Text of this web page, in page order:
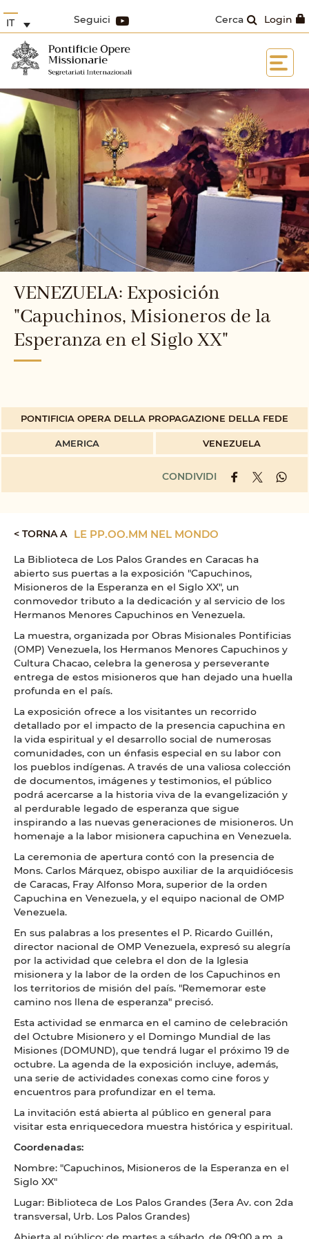
Login
Cerca
Seguici
IT
VENEZUELA: Exposición
"Capuchinos, Misioneros de la
Esperanza en el Siglo XX"
PONTIFICIA OPERA DELLA PROPAGAZIONE DELLA FEDE
AMERICA VENEZUELA
CONDIVIDI
< TORNA A LE PP.OO.MM NEL MONDO
La Biblioteca de Los Palos Grandes en Caracas ha
abierto sus puertas a la exposición "Capuchinos,
Misioneros de la Esperanza en el Siglo XX", un
conmovedor tributo a la dedicación y al servicio de los
Hermanos Menores Capuchinos en Venezuela.
La muestra, organizada por Obras Misionales Pontificias
(OMP) Venezuela, los Hermanos Menores Capuchinos y
Cultura Chacao, celebra la generosa y perseverante
entrega de estos misioneros que han dejado una huella
profunda en el país.
La exposición ofrece a los visitantes un recorrido
detallado por el impacto de la presencia capuchina en
la vida espiritual y el desarrollo social de numerosas
comunidades, con un énfasis especial en su labor con
los pueblos indígenas. A través de una valiosa colección
de documentos, imágenes y testimonios, el público
podrá acercarse a la historia viva de la evangelización y
al perdurable legado de esperanza que sigue
inspirando a las nuevas generaciones de misioneros. Un
homenaje a la labor misionera capuchina en Venezuela.
La ceremonia de apertura contó con la presencia de
Mons. Carlos Márquez, obispo auxiliar de la arquidiócesis
de Caracas, Fray Alfonso Mora, superior de la orden
Capuchina en Venezuela, y el equipo nacional de OMP
Venezuela.
En sus palabras a los presentes el P. Ricardo Guillén,
director nacional de OMP Venezuela, expresó su alegría
por la actividad que celebra el don de la Iglesia
misionera y la labor de la orden de los Capuchinos en
los territorios de misión del país. "Rememorar este
camino nos llena de esperanza" precisó.
Esta actividad se enmarca en el camino de celebración
del Octubre Misionero y el Domingo Mundial de las
Misiones (DOMUND), que tendrá lugar el próximo 19 de
octubre. La agenda de la exposición incluye, además,
una serie de actividades conexas como cine foros y
encuentros para profundizar en el tema.
La invitación está abierta al público en general para
visitar esta enriquecedora muestra histórica y espiritual.
Coordenadas:
Nombre: "Capuchinos, Misioneros de la Esperanza en el
Siglo XX"
Lugar: Biblioteca de Los Palos Grandes (3era Av. con 2da
transversal, Urb. Los Palos Grandes)